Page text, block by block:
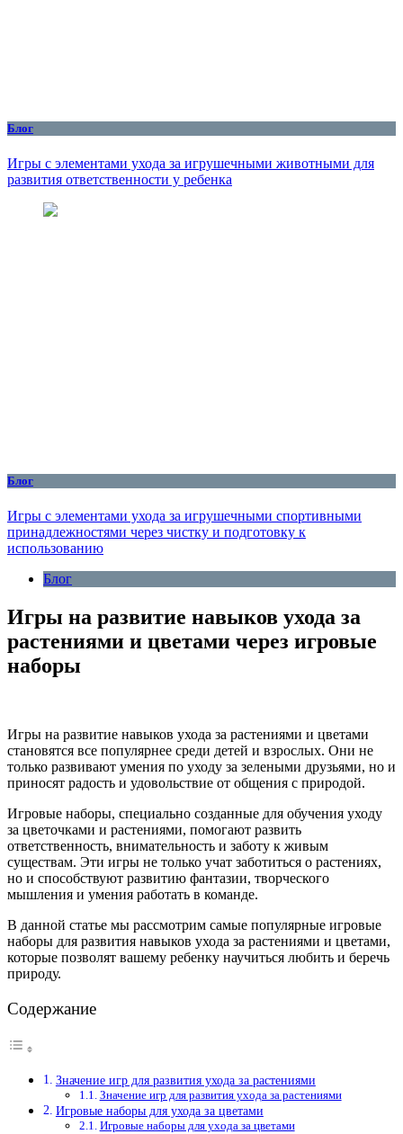
Блог
Игры с элементами ухода за игрушечными животными для
развития ответственности у ребенка
Блог
Игры с элементами ухода за игрушечными спортивными
принадлежностями через чистку и подготовку к
использованию
Блог
Игры на развитие навыков ухода за
растениями и цветами через игровые
наборы
Игры на развитие навыков ухода за растениями и цветами
становятся все популярнее среди детей и взрослых. Они не
только развивают умения по уходу за зелеными друзьями, но и
приносят радость и удовольствие от общения с природой.
Игровые наборы, специально созданные для обучения уходу
за цветочками и растениями, помогают развить
ответственность, внимательность и заботу к живым
существам. Эти игры не только учат заботиться о растениях,
но и способствуют развитию фантазии, творческого
мышления и умения работать в команде.
В данной статье мы рассмотрим самые популярные игровые
наборы для развития навыков ухода за растениями и цветами,
которые позволят вашему ребенку научиться любить и беречь
природу.
Содержание
Значение игр для развития ухода за растениями
Значение игр для развития ухода за растениями
Игровые наборы для ухода за цветами
Игровые наборы для ухода за цветами